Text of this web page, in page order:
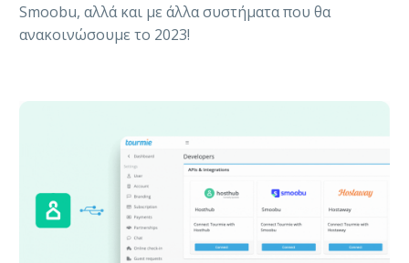
Smoobu, αλλά και με άλλα συστήματα που θα
ανακοινώσουμε το 2023!